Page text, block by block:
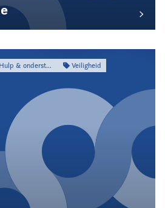
& ondersteuning Veiligheid